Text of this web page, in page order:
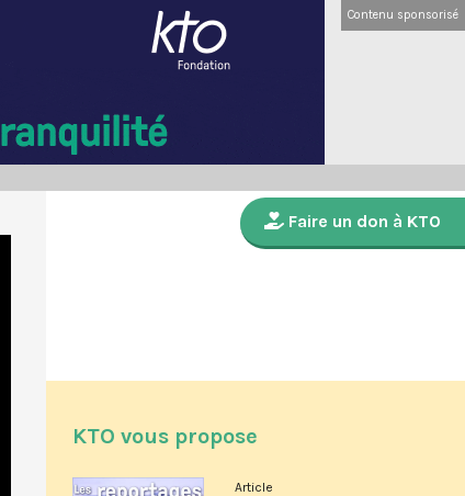
Contenu sponsorisé
Faire un don à KTO
KTO vous propose
Article